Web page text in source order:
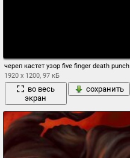
череп кастет узор five finger death punch
1920 x 1200, 97 кБ
во весь
экран
сохранить